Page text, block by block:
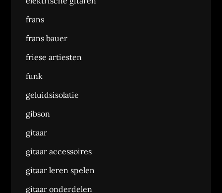
frans
frans bauer
friese artiesten
funk
geluidsisolatie
gibson
gitaar
gitaar accessoires
gitaar leren spelen
gitaar onderdelen